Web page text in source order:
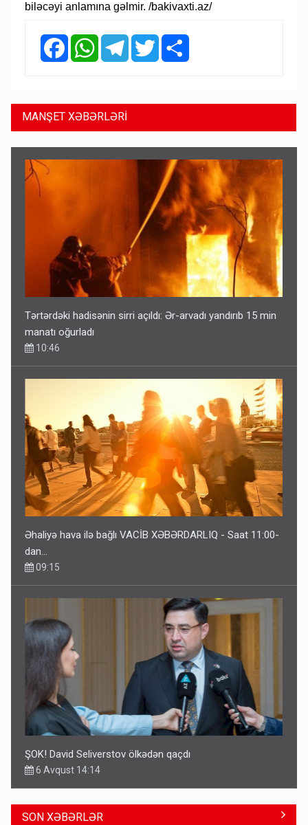
biləcəyi anlamına gəlmir. /bakivaxti.az/
FacebookWhatsAppTelegramTwitter
MANŞET XƏBƏRLƏRİ
Tərtərdəki hadisənin sirri açıldı: Ər-arvadı yandırıb 15 min
manatı oğurladı
10:46
Əhaliyə hava ilə bağlı VACİB XƏBƏRDARLIQ - Saat 11:00-
dan…
09:15
ŞOK! David Seliverstov ölkədən qaçdı
6 Avqust 14:14
SON XƏBƏRLƏR